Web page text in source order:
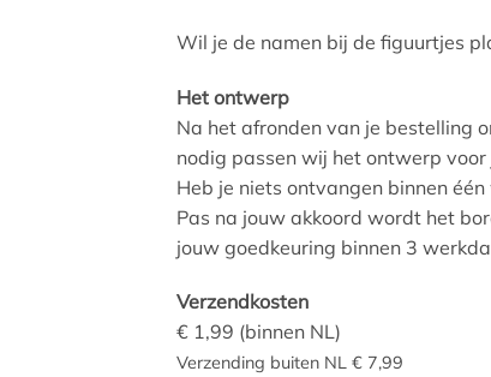
Wil je de namen bij de figuurtjes
Het ontwerp
Na het afronden van je bestelling
nodig passen wij het ontwerp voor
Heb je niets ontvangen binnen
Pas na jouw akkoord wordt het
jouw goedkeuring binnen 3
Verzendkosten
€ 1,99 (binnen NL)
Verzending buiten NL € 7,99